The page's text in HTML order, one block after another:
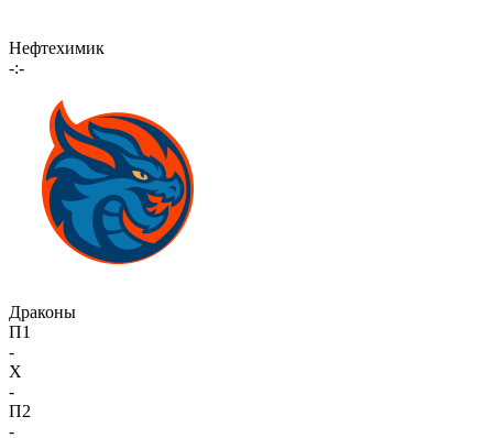
Нефтехимик
-:-
Драконы
П1
-
X
-
П2
-